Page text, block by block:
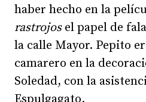
haber hecho en la
rastrojosel papel de
la calle Mayor. Pepito
camarero en la
Soledad, con la